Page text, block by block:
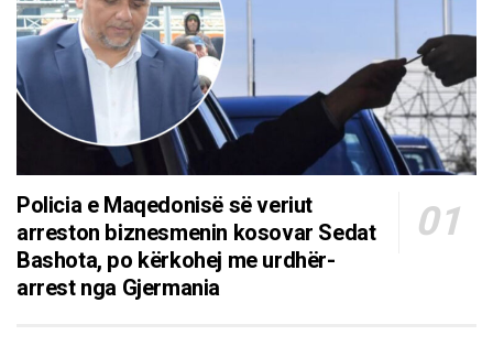
Policia e Maqedonisë së veriut
arreston biznesmenin kosovar Sedat
Bashota, po kërkohej me urdhër-
arrest nga Gjermania